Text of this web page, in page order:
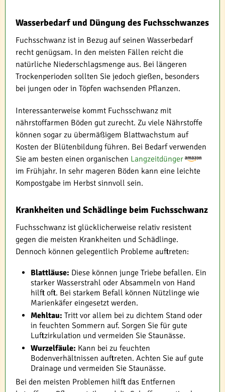
Wasserbedarf und Düngung des Fuchsschwanzes
Fuchsschwanz ist in Bezug auf seinen Wasserbedarf
recht genügsam. In den meisten Fällen reicht die
natürliche Niederschlagsmenge aus. Bei längeren
Trockenperioden sollten Sie jedoch gießen, besonders
bei jungen oder in Töpfen wachsenden Pflanzen.
Interessanterweise kommt Fuchsschwanz mit
nährstoffarmen Böden gut zurecht. Zu viele Nährstoffe
können sogar zu übermäßigem Blattwachstum auf
Kosten der Blütenbildung führen. Bei Bedarf verwenden
Sie am besten einen organischen Langzeitdünger
im Frühjahr. In sehr mageren Böden kann eine leichte
Kompostgabe im Herbst sinnvoll sein.
Krankheiten und Schädlinge beim Fuchsschwanz
Fuchsschwanz ist glücklicherweise relativ resistent
gegen die meisten Krankheiten und Schädlinge.
Dennoch können gelegentlich Probleme auftreten:
Blattläuse: Diese können junge Triebe befallen. Ein
starker Wasserstrahl oder Absammeln von Hand
hilft oft. Bei starkem Befall können Nützlinge wie
Marienkäfer eingesetzt werden.
Mehltau: Tritt vor allem bei zu dichtem Stand oder
in feuchten Sommern auf. Sorgen Sie für gute
Luftzirkulation und vermeiden Sie Staunässe.
Wurzelfäule: Kann bei zu feuchten
Bodenverhältnissen auftreten. Achten Sie auf gute
Drainage und vermeiden Sie Staunässe.
Bei den meisten Problemen hilft das Entfernen